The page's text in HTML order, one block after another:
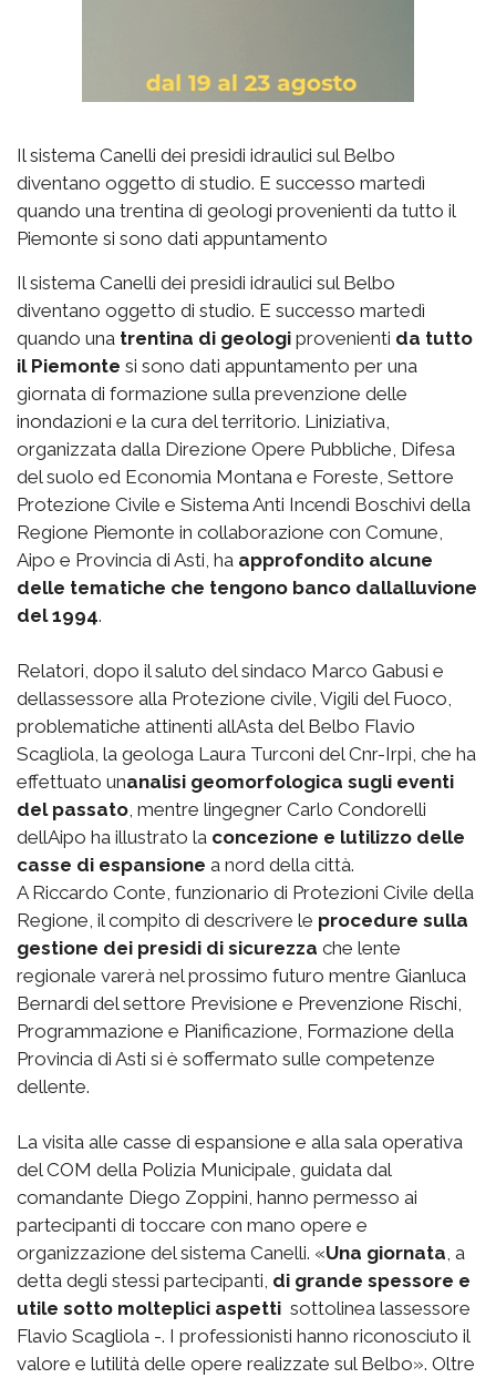
Il sistema Canelli dei presidi idraulici sul Belbo
diventano oggetto di studio. E successo martedì
quando una trentina di geologi provenienti da tutto il
Piemonte si sono dati appuntamento
Il sistema Canelli dei presidi idraulici sul Belbo
diventano oggetto di studio. E successo martedì
quando una trentina di geologi provenienti da tutto
il Piemonte si sono dati appuntamento per una
giornata di formazione sulla prevenzione delle
inondazioni e la cura del territorio. Liniziativa,
organizzata dalla Direzione Opere Pubbliche, Difesa
del suolo ed Economia Montana e Foreste, Settore
Protezione Civile e Sistema Anti Incendi Boschivi della
Regione Piemonte in collaborazione con Comune,
Aipo e Provincia di Asti, ha approfondito alcune
delle tematiche che tengono banco dallalluvione
del 1994.
Relatori, dopo il saluto del sindaco Marco Gabusi e
dellassessore alla Protezione civile, Vigili del Fuoco,
problematiche attinenti allAsta del Belbo Flavio
Scagliola, la geologa Laura Turconi del Cnr-Irpi, che ha
effettuato unanalisi geomorfologica sugli eventi
del passato , mentre lingegner Carlo Condorelli
dellAipo ha illustrato la concezione e lutilizzo delle
casse di espansione a nord della città.
A Riccardo Conte, funzionario di Protezioni Civile della
Regione, il compito di descrivere le procedure sulla
gestione dei presidi di sicurezza che lente
regionale varerà nel prossimo futuro mentre Gianluca
Bernardi del settore Previsione e Prevenzione Rischi,
Programmazione e Pianificazione, Formazione della
Provincia di Asti si è soffermato sulle competenze
dellente.
La visita alle casse di espansione e alla sala operativa
del COM della Polizia Municipale, guidata dal
comandante Diego Zoppini, hanno permesso ai
partecipanti di toccare con mano opere e
organizzazione del sistema Canelli. «Una giornata , a
detta degli stessi partecipanti, di grande spessore e
utile sotto molteplici aspetti  sottolinea lassessore
Flavio Scagliola -. I professionisti hanno riconosciuto il
valore e lutilità delle opere realizzate sul Belbo». Oltre